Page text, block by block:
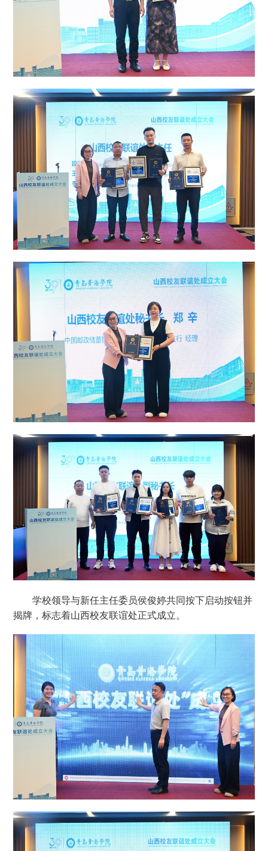
学校领导与新任主任委员侯俊婷共同按下启动按钮并
揭牌，标志着山西校友联谊处正式成立。